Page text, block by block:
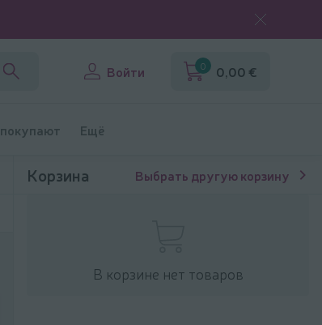
Войти 0 0,00 €
Ещё
Корзина Выбрать другую корзину
В корзине нет товаров